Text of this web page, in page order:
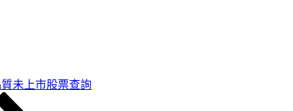
未上市股票查詢